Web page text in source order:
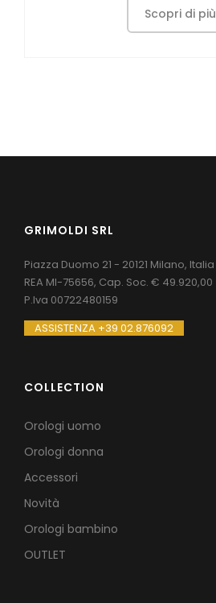
Scopri di più
GRIMOLDI SRL
Piazza Duomo 21 - 20121 Milano, Italia
REA MI-75656, Cap. Soc. € 49.920,00
P.Iva 00722480159
ASSISTENZA +39 02.876092
COLLECTION
Orologi uomo
Orologi donna
Accessori
Novità
Orologi bambino
OUTLET